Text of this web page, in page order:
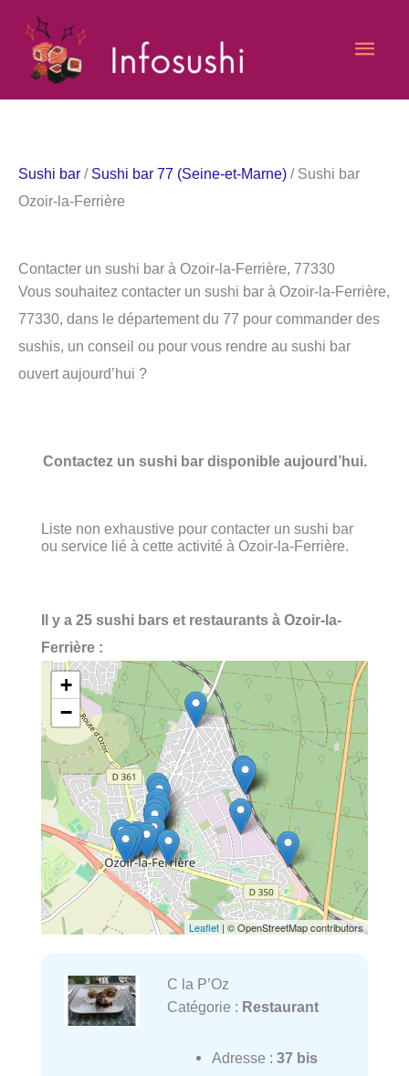
contenu
Sushi bar / Sushi bar 77 (Seine-et-Marne) / Sushi bar
Ozoir-la-Ferrière
Contacter un sushi bar à Ozoir-la-Ferrière, 77330
Vous souhaitez contacter un sushi bar à Ozoir-la-Ferrière,
77330, dans le département du 77 pour commander des
sushis, un conseil ou pour vous rendre au sushi bar
ouvert aujourd’hui ?
Contactez un sushi bar disponible aujourd’hui.
Liste non exhaustive pour contacter un sushi bar
ou service lié à cette activité à Ozoir-la-Ferrière.
Il y a 25 sushi bars et restaurants à Ozoir-la-
Ferrière :
+
−
Leaflet | © OpenStreetMap contributors
C la P’Oz
Catégorie : Restaurant
Adresse : 37 bis